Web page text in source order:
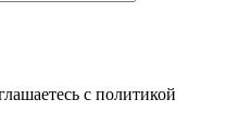
с политикой